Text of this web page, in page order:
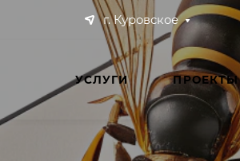
г. Куровское
УСЛУГИ ПРОЕКТЫ